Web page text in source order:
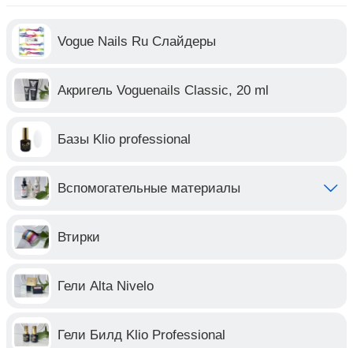
Vogue Nails Ru Слайдеры
Акригель Voguenails Classic, 20 ml
Базы Klio professional
Вспомогательные материалы
Втирки
Гели Alta Nivelo
Гели Билд Klio Professional